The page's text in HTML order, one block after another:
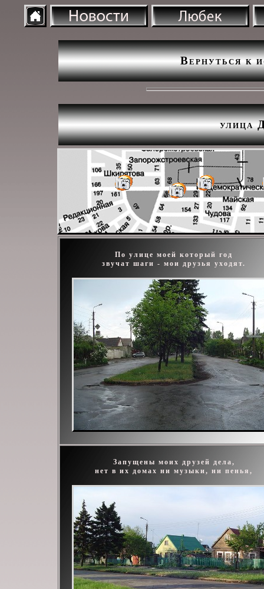
Вернуться к
улица
По улице моей который год
звучат шаги - мои друзья уходят.
Запущены моих друзей дела,
нет в их домах ни музыки, ни пенья,